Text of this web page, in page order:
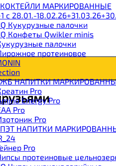
КОКТЕЙЛИ МАРКИРОВАННЫЕ
с 28.01.-
Кукурузные палочки
Конфеты Qwikler minis
палочки
протеиновое
ЖБ НАПИТКИ
Pro
Energy Pro
Pro
Pro
ПЭТ НАПИТКИ
Pro
протеиновые